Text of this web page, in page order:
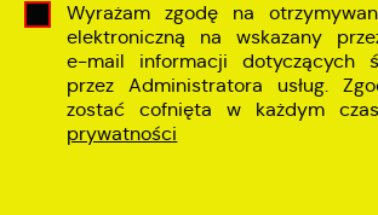
Wyrażam zgodę na
elektroniczną na wskazany
e-mail informacji dotyczących
przez Administratora usług.
zostać cofnięta w każdym
prywatności